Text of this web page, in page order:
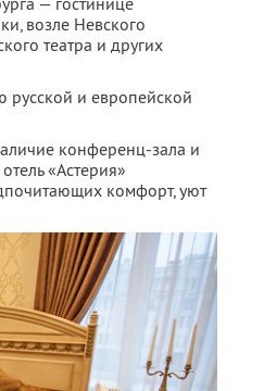
возле Невского
театра и других
русской и европейской
конференц-зала и
«Астерия»
комфорт, уют